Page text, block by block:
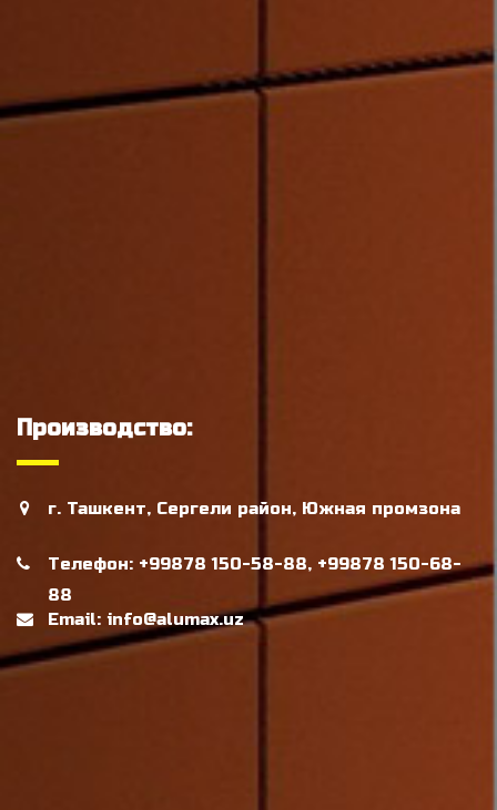
Производство:
г. Ташкент, Сергели район, Южная промзона
Телефон: +99878 150-58-88, +99878 150-68-
88
Email: info@alumax.uz